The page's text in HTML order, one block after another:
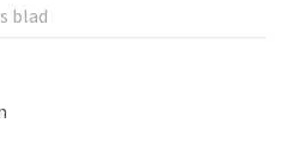
blad